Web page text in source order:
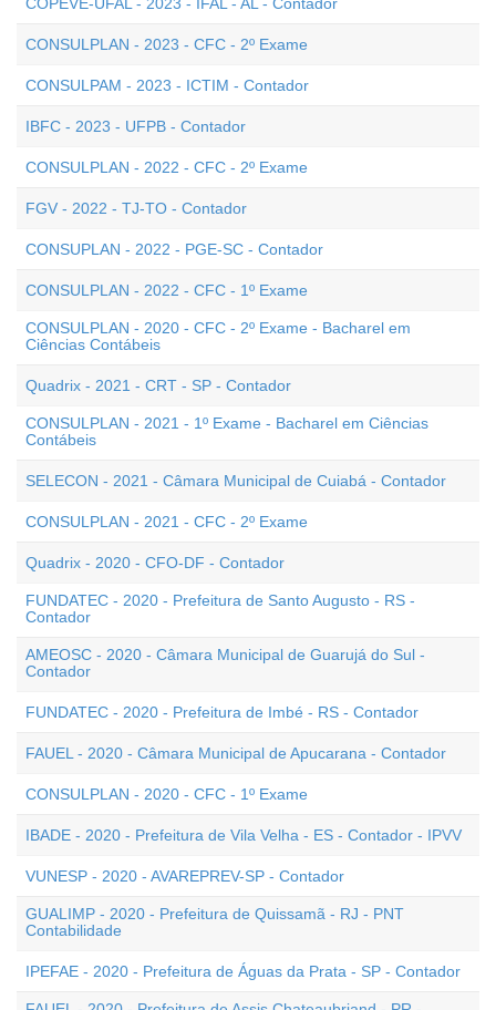
CONSULPLAN - 2023 - CFC - 2º Exame
CONSULPAM - 2023 - ICTIM - Contador
IBFC - 2023 - UFPB - Contador
CONSULPLAN - 2022 - CFC - 2º Exame
FGV - 2022 - TJ-TO - Contador
CONSUPLAN - 2022 - PGE-SC - Contador
CONSULPLAN - 2022 - CFC - 1º Exame
CONSULPLAN - 2020 - CFC - 2º Exame - Bacharel em
Ciências Contábeis
Quadrix - 2021 - CRT - SP - Contador
CONSULPLAN - 2021 - 1º Exame - Bacharel em Ciências
Contábeis
SELECON - 2021 - Câmara Municipal de Cuiabá - Contador
CONSULPLAN - 2021 - CFC - 2º Exame
Quadrix - 2020 - CFO-DF - Contador
FUNDATEC - 2020 - Prefeitura de Santo Augusto - RS -
Contador
AMEOSC - 2020 - Câmara Municipal de Guarujá do Sul -
Contador
FUNDATEC - 2020 - Prefeitura de Imbé - RS - Contador
FAUEL - 2020 - Câmara Municipal de Apucarana - Contador
CONSULPLAN - 2020 - CFC - 1º Exame
IBADE - 2020 - Prefeitura de Vila Velha - ES - Contador - IPVV
VUNESP - 2020 - AVAREPREV-SP - Contador
GUALIMP - 2020 - Prefeitura de Quissamã - RJ - PNT
Contabilidade
IPEFAE - 2020 - Prefeitura de Águas da Prata - SP - Contador